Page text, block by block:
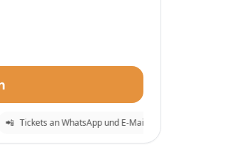
Tickets an WhatsApp und E-Mail